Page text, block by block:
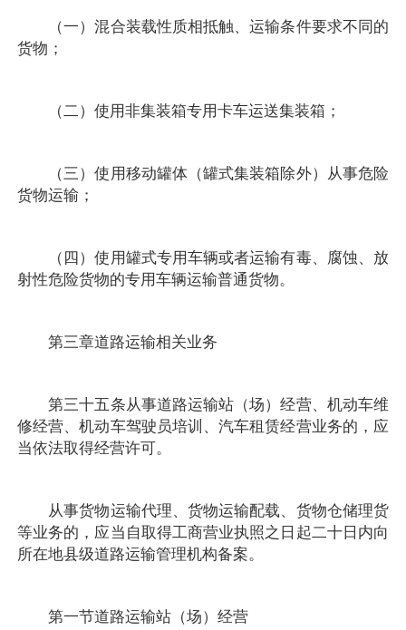
（一）混合装载性质相抵触、运输条件要求不同的
货物；
（二）使用非集装箱专用卡车运送集装箱；
（三）使用移动罐体（罐式集装箱除外）从事危险
货物运输；
（四）使用罐式专用车辆或者运输有毒、腐蚀、放
射性危险货物的专用车辆运输普通货物。
第三章道路运输相关业务
第三十五条从事道路运输站（场）经营、机动车维
修经营、机动车驾驶员培训、汽车租赁经营业务的，应
当依法取得经营许可。
从事货物运输代理、货物运输配载、货物仓储理货
等业务的，应当自取得工商营业执照之日起二十日内向
所在地县级道路运输管理机构备案。
第一节道路运输站（场）经营